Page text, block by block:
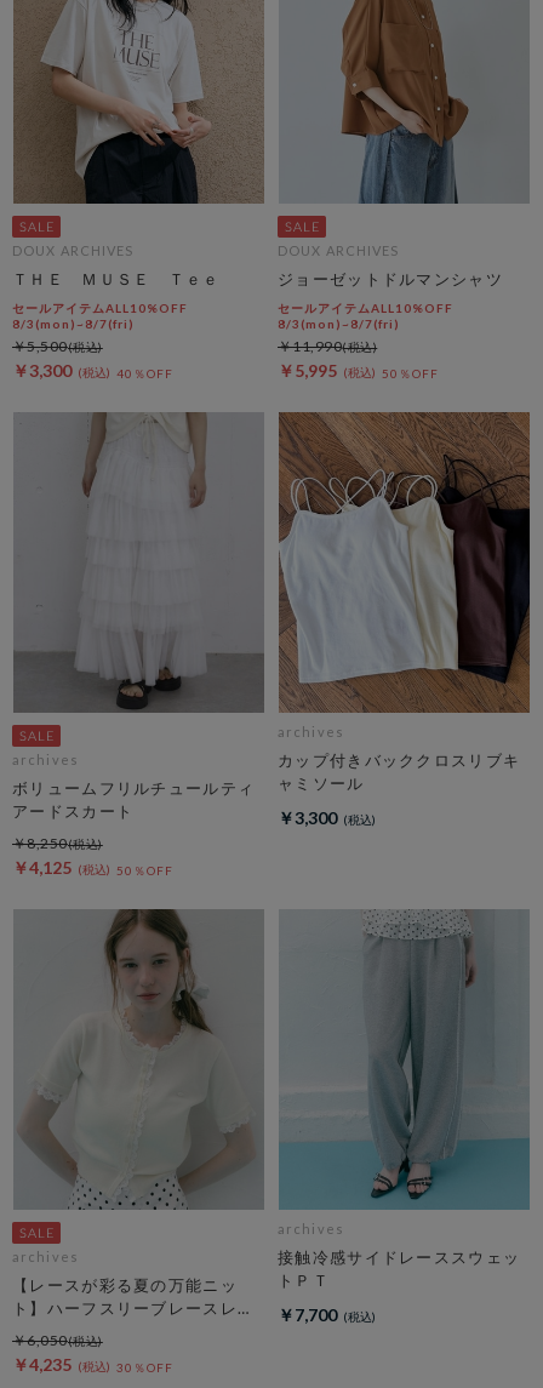
DOUX ARCHIVES
ＴＨＥ ＭＵＳＥ Ｔｅｅ
セールアイテムALL10%OFF
8/3(mon)~8/7(fri)
￥3,300 40％OFF
￥5,500
DOUX ARCHIVES
ジョーゼットドルマンシャツ
セールアイテムALL10%OFF
8/3(mon)~8/7(fri)
￥5,995 50％OFF
￥11,990
archives
ボリュームフリルチュールティ
アードスカート
￥4,125 50％OFF
￥8,250
archives
カップ付きバッククロスリブキ
ャミソール
￥3,300
archives
【レースが彩る夏の万能ニッ
ト】ハーフスリーブレースレイ
ヤードニットカーディガン
￥4,235 30％OFF
￥6,050
archives
接触冷感サイドレーススウェッ
トＰＴ
￥7,700